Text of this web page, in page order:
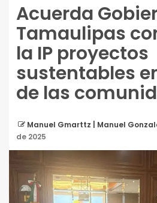
Acuerda
Tamaulipas
la IP proyectos
sustentables
de las
Manuel Gmarttz | Manuel
de 2025